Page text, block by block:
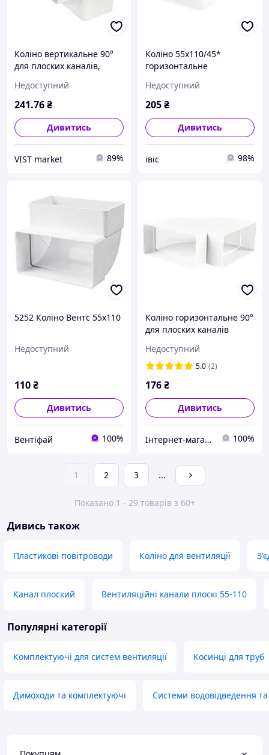
Коліно вертикальне 90°
для плоских каналів,
Недоступний
241.76₴
Дивитись
VIST market 89%
Коліно 55х110/45*
горизонтальне
UNI
Недоступний
205₴
Дивитись
івіс 98%
5252 Коліно Вентс 55х110
Недоступний
110₴
Дивитись
Вентіфай 100%
Коліно горизонтальне 90°
для плоских каналів
Недоступний
5.0 (2)
176₴
Дивитись
Інтернет-магазин VENTGET 100%
1 2 3 ...
Показано 1 - 29 товарів з 60+
Дивись також
Пластикові повітроводи Коліно для вентиляції
Канал плоский Вентиляційні канали плоскі 55-110
Популярні категорії
Комплектуючі для систем вентиляції Косинці для труб
Димоходи та комплектуючі Системи водовідведення